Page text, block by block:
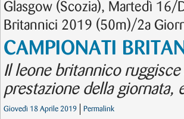
Glasgow (Scozia), Martedì
Britannici 2019 (50m)/2a
CAMPIONATI
Il leone britannico
prestazione della giornata,
Giovedì 18 Aprile 2019 Permalink